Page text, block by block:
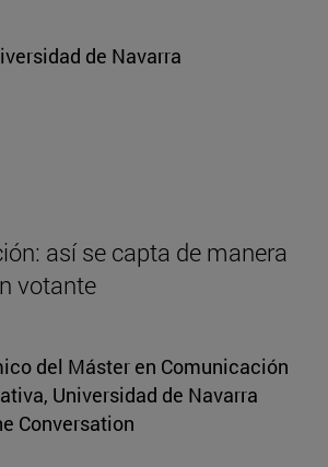
de Navarra
así se capta de manera
votante
del Máster en Comunicación
Universidad de Navarra
Conversation